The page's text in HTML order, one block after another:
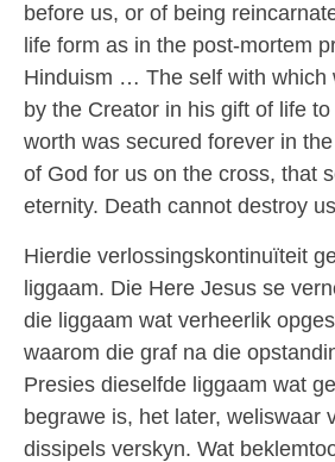
before us, or of being
life form as in the post-mortem
Hinduism … The self with which
by the Creator in his gift of life
worth was secured forever in
of God for us on the cross, that
eternity. Death cannot destroy
Hierdie verlossingskontinuïteit
liggaam. Die Here Jesus se
die liggaam wat verheerlik
waarom die graf na die
Presies dieselfde liggaam wat
begrawe is, het later, weliswaar
dissipels verskyn. Wat